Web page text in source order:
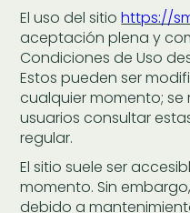
El uso del sitiohttps://
aceptación plena y
Condiciones de Uso
Estos pueden ser
cualquier momento;
usuarios consultar
regular.
El sitio suele ser
momento. Sin
debido a